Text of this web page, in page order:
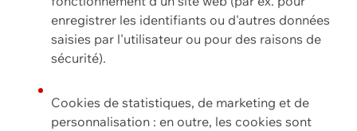
enregistrer les identifiants ou d'autres données
saisies par l'utilisateur ou pour des raisons de
sécurité).
Cookies de statistiques, de marketing et de
personnalisation : en outre, les cookies sont